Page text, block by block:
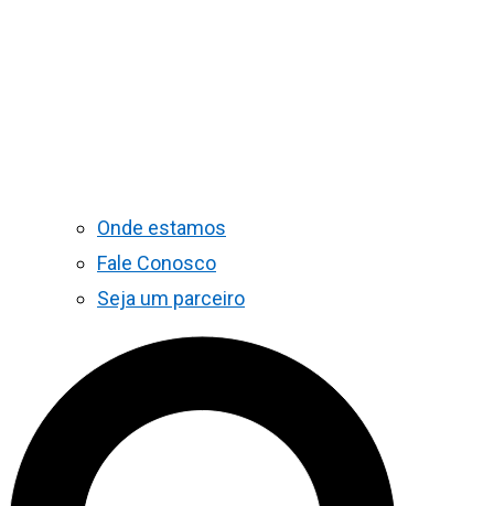
Onde estamos
Fale Conosco
Seja um parceiro